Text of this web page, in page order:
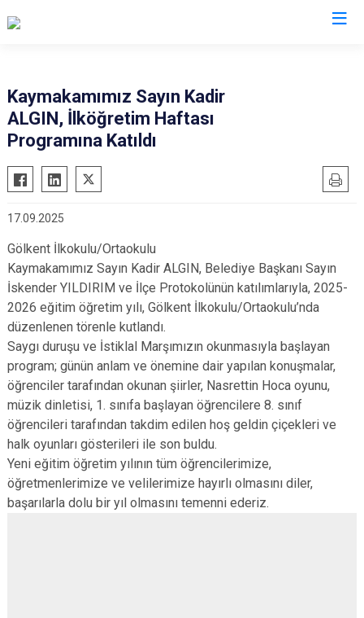
Besni
Çelikhan
Gerger
Samsat
Sincik
Tut
Kaymakamımız Sayın Kadir
ALGIN, İlköğretim Haftası
Programına Katıldı
17.09.2025
Gölkent İlkokulu/Ortaokulu
Kaymakamımız Sayın Kadir ALGIN, Belediye Başkanı Sayın
İskender YILDIRIM ve İlçe Protokolünün katılımlarıyla, 2025-
2026 eğitim öğretim yılı, Gölkent İlkokulu/Ortaokulu’nda
düzenlenen törenle kutlandı.
Saygı duruşu ve İstiklal Marşımızın okunmasıyla başlayan
program; günün anlam ve önemine dair yapılan konuşmalar,
öğrenciler tarafından okunan şiirler, Nasrettin Hoca oyunu,
müzik dinletisi, 1. sınıfa başlayan öğrencilere 8. sınıf
öğrencileri tarafından takdim edilen hoş geldin çiçekleri ve
halk oyunları gösterileri ile son buldu.
Yeni eğitim öğretim yılının tüm öğrencilerimize,
öğretmenlerimize ve velilerimize hayırlı olmasını diler,
başarılarla dolu bir yıl olmasını temenni ederiz.